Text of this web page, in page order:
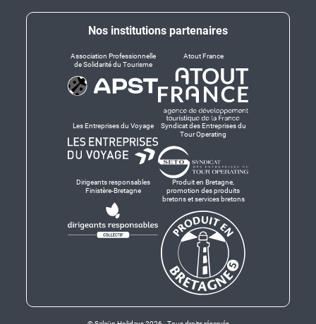
Nos institutions partenaires
Association Professionnelle
de Solidarité du Tourisme
Atout France
Les Entreprises du Voyage
Syndicat des Entreprises du
Tour Operating
Dirigeants responsables
Finistère-Bretagne
Produit en Bretagne,
promotion des produits
bretons et services bretons